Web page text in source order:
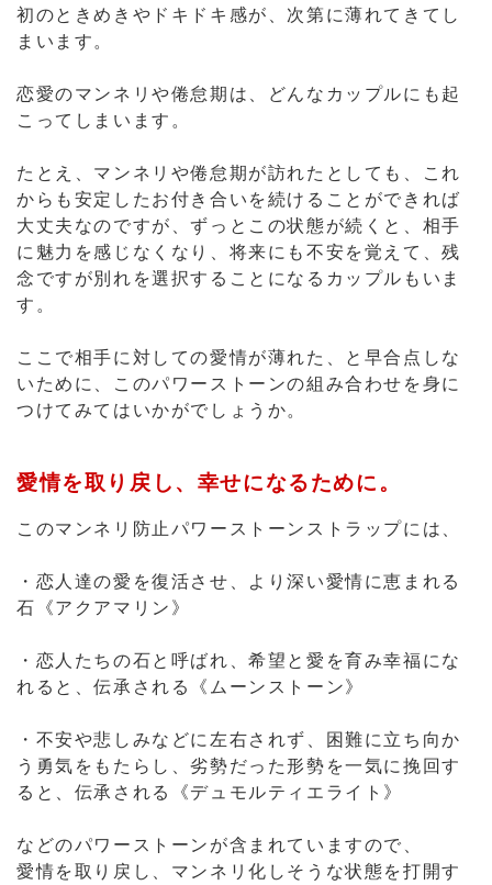
初のときめきやドキドキ感が、次第に薄れてきてし
まいます。
恋愛のマンネリや倦怠期は、どんなカップルにも起
こってしまいます。
たとえ、マンネリや倦怠期が訪れたとしても、これ
からも安定したお付き合いを続けることができれば
大丈夫なのですが、ずっとこの状態が続くと、相手
に魅力を感じなくなり、将来にも不安を覚えて、残
念ですが別れを選択することになるカップルもいま
す。
ここで相手に対しての愛情が薄れた、と早合点しな
いために、このパワーストーンの組み合わせを身に
つけてみてはいかがでしょうか。
愛情を取り戻し、幸せになるために。
このマンネリ防止パワーストーンストラップには、
・恋人達の愛を復活させ、より深い愛情に恵まれる
石《アクアマリン》
・恋人たちの石と呼ばれ、希望と愛を育み幸福にな
れると、伝承される《ムーンストーン》
・不安や悲しみなどに左右されず、困難に立ち向か
う勇気をもたらし、劣勢だった形勢を一気に挽回す
ると、伝承される《デュモルティエライト》
などのパワーストーンが含まれていますので、
愛情を取り戻し、マンネリ化しそうな状態を打開す